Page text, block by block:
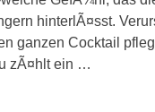
hinterlÃ¤sst.
ganzen Cocktail
zÃ¤hlt ein …